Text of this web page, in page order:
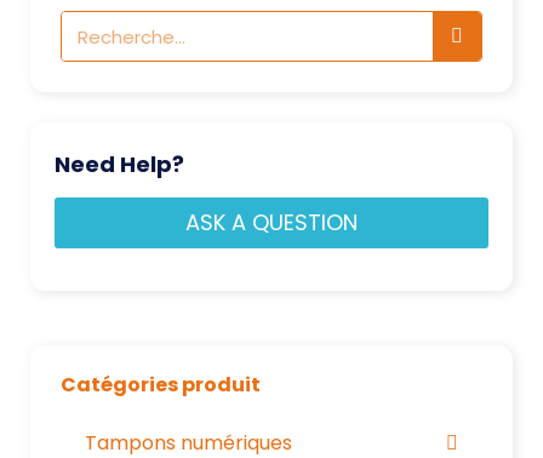
Need Help?
ASK A QUESTION
Catégories produit
Tampons numériques